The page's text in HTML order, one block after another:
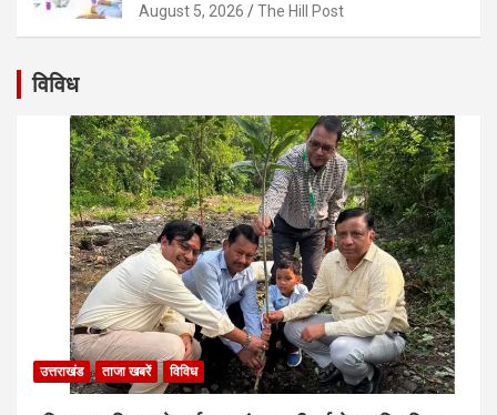
August 5, 2026 The Hill Post
विविध
उत्तराखंड ताजा खबरें विविध